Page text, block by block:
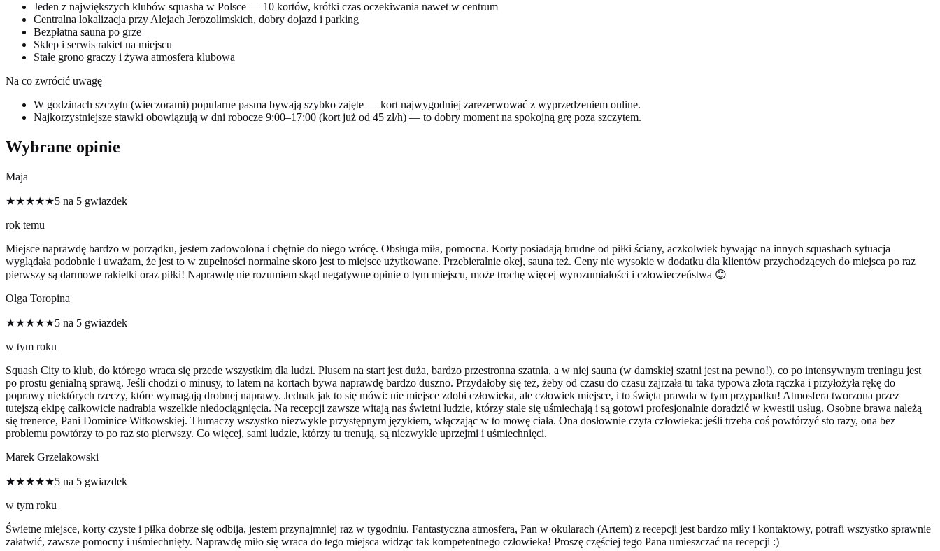
Jeden z największych klubów squasha w Polsce — 10 kortów, krótki czas oczekiwania nawet w centrum
Centralna lokalizacja przy Alejach Jerozolimskich, dobry dojazd i parking
Bezpłatna sauna po grze
Sklep i serwis rakiet na miejscu
Stałe grono graczy i żywa atmosfera klubowa
Na co zwrócić uwagę
W godzinach szczytu (wieczorami) popularne pasma bywają szybko zajęte — kort najwygodniej zarezerwować z wyprzedzeniem online.
Najkorzystniejsze stawki obowiązują w dni robocze 9:00–17:00 (kort już od 45 zł/h) — to dobry moment na spokojną grę poza szczytem.
Wybrane opinie
Maja
★★★★★5 na 5 gwiazdek
rok temu
Miejsce naprawdę bardzo w porządku, jestem zadowolona i chętnie do niego wrócę. Obsługa miła, pomocna. Korty posiadają brudne od piłki ściany, aczkolwiek bywając na innych squashach sytuacja
wyglądała podobnie i uważam, że jest to w zupełności normalne skoro jest to miejsce użytkowane. Przebieralnie okej, sauna też. Ceny nie wysokie w dodatku dla klientów przychodzących do miejsca po raz
pierwszy są darmowe rakietki oraz piłki! Naprawdę nie rozumiem skąd negatywne opinie o tym miejscu, może trochę więcej wyrozumiałości i człowieczeństwa 😊
Olga Toropina
★★★★★5 na 5 gwiazdek
w tym roku
Squash City to klub, do którego wraca się przede wszystkim dla ludzi. Plusem na start jest duża, bardzo przestronna szatnia, a w niej sauna (w damskiej szatni jest na pewno!), co po intensywnym treningu jest
po prostu genialną sprawą. Jeśli chodzi o minusy, to latem na kortach bywa naprawdę bardzo duszno. Przydałoby się też, żeby od czasu do czasu zajrzała tu taka typowa złota rączka i przyłożyła rękę do
poprawy niektórych rzeczy, które wymagają drobnej naprawy. Jednak jak to się mówi: nie miejsce zdobi człowieka, ale człowiek miejsce, i to święta prawda w tym przypadku! Atmosfera tworzona przez
tutejszą ekipę całkowicie nadrabia wszelkie niedociągnięcia. Na recepcji zawsze witają nas świetni ludzie, którzy stale się uśmiechają i są gotowi profesjonalnie doradzić w kwestii usług. Osobne brawa należą
się trenerce, Pani Dominice Witkowskiej. Tłumaczy wszystko niezwykle przystępnym językiem, włączając w to mowę ciała. Ona dosłownie czyta człowieka: jeśli trzeba coś powtórzyć sto razy, ona bez
problemu powtórzy to po raz sto pierwszy. Co więcej, sami ludzie, którzy tu trenują, są niezwykle uprzejmi i uśmiechnięci.
Marek Grzelakowski
★★★★★5 na 5 gwiazdek
w tym roku
Świetne miejsce, korty czyste i piłka dobrze się odbija, jestem przynajmniej raz w tygodniu. Fantastyczna atmosfera, Pan w okularach (Artem) z recepcji jest bardzo miły i kontaktowy, potrafi wszystko sprawnie
załatwić, zawsze pomocny i uśmiechnięty. Naprawdę miło się wraca do tego miejsca widząc tak kompetentnego człowieka! Proszę częściej tego Pana umieszczać na recepcji :)